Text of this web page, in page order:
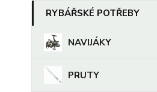
RYBÁŘSKÉ POTŘEBY
NAVIJÁKY
PRUTY